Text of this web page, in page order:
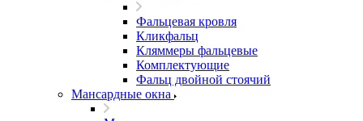
Фальцевая кровля
Кликфальц
Кляммеры фальцевые
Комплектующие
Фальц двойной стоячий
Мансардные окна